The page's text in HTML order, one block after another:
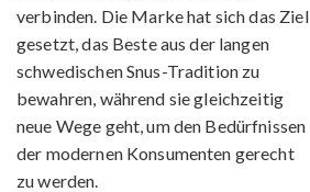
verbinden. Die Marke hat sich das Ziel
gesetzt, das Beste aus der langen
schwedischen Snus-Tradition zu
bewahren, während sie gleichzeitig
neue Wege geht, um den Bedürfnissen
der modernen Konsumenten gerecht
zu werden.